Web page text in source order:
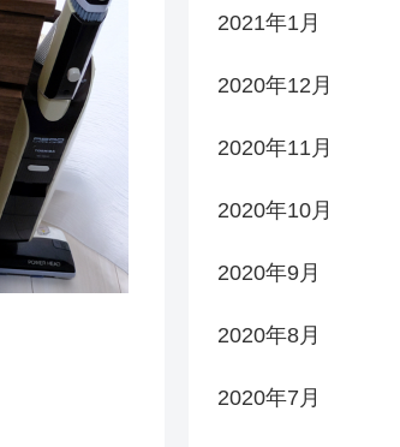
2021年1月
2020年12月
2020年11月
2020年10月
2020年9月
2020年8月
2020年7月